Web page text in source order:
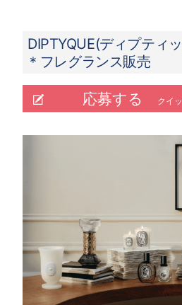
DIPTYQUE(ディプティ
＊フレグランス販売
応募する クイ